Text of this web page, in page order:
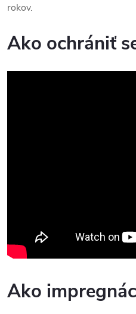
rokov.
Ako ochrániť
Ako